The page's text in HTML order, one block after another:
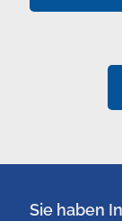
Sie haben